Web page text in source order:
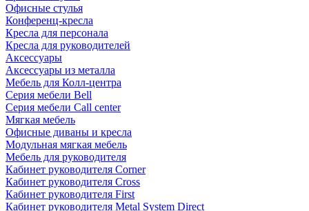
Офисные стулья
Конференц-кресла
Кресла для персонала
Кресла для руководителей
Аксессуары
Аксессуары из металла
Мебель для Колл-центра
Серия мебели Bell
Серия мебели Call center
Мягкая мебель
Офисные диваны и кресла
Модульная мягкая мебель
Мебель для руководителя
Кабинет руководителя Corner
Кабинет руководителя Cross
Кабинет руководителя First
Кабинет руководителя Metal System Direct